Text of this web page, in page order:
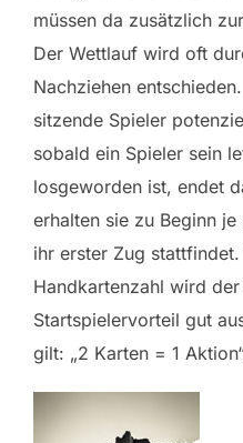
müssen da zusätzlich
Der Wettlauf wird oft
Nachziehen
sitzende Spieler
sobald ein Spieler sein
losgeworden ist, endet
erhalten sie zu Beginn
ihr erster Zug
Handkartenzahl wird
Startspielervorteil gut
gilt: „2 Karten = 1